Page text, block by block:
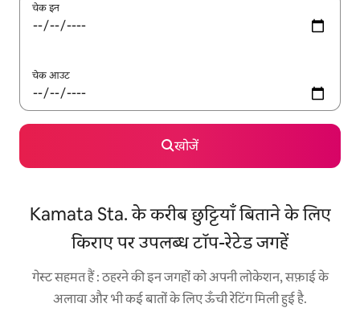
चेक इन
चेक आउट
खोजें
Kamata Sta. के करीब छुट्टियाँ बिताने के लिए
किराए पर उपलब्ध टॉप-रेटेड जगहें
गेस्ट सहमत हैं : ठहरने की इन जगहों को अपनी लोकेशन, सफ़ाई के
अलावा और भी कई बातों के लिए ऊँची रेटिंग मिली हुई है.